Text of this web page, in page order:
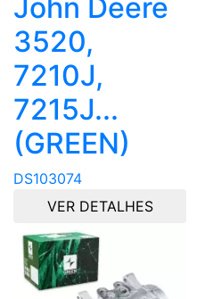
John Deere
3520,
7210J,
7215J...
(GREEN)
DS103074
VER DETALHES